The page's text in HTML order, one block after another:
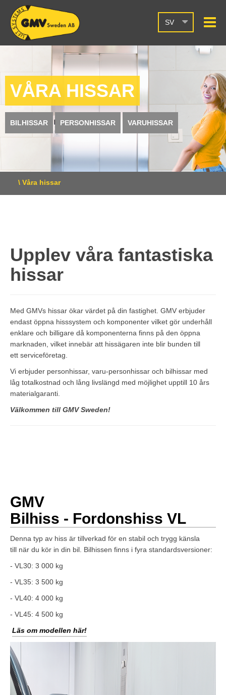
SV
VÅRA HISSAR
BILHISSAR PERSONHISSAR VARUHISSAR
\ Våra hissar
Upplev våra fantastiska
hissar
Med GMVs hissar ökar värdet på din fastighet. GMV erbjuder
endast öppna hisssystem och komponenter vilket gör underhåll
enklare och billigare då komponenterna finns på den öppna
marknaden, vilket innebär att hissägaren inte blir bunden till
ett serviceföretag.
Vi erbjuder personhissar, varu-personhissar och bilhissar med
låg totalkostnad och lång livslängd med möjlighet upptill 10 års
materialgaranti.
Välkommen till GMV Sweden!
GMV
Bilhiss - Fordonshiss VL
Denna typ av hiss är tillverkad för en stabil och trygg känsla
till när du kör in din bil. Bilhissen finns i fyra standardsversioner:
- VL30: 3 000 kg
- VL35: 3 500 kg
- VL40: 4 000 kg
- VL45: 4 500 kg
Läs om modellen här!